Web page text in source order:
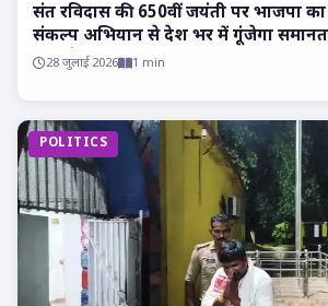
संत रविदास की 650वीं जयंती पर भाजपा
संकल्प अभियान से देश भर में गूंजेगा
का संदेश!!
28 जुलाई 2026 1 min
POLITICS